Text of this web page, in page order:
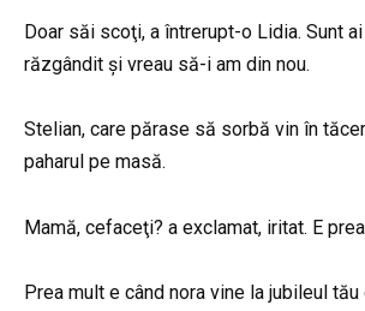
Doar săi scoţi, a întrerupt-o Lidia. Sunt
răzgândit și vreau să-i am din nou.
Stelian, care părase să sorbă vin în
paharul pe masă.
Mamă, cefaceţi? a exclamat, iritat. E
Prea mult e când nora vine la jubileul